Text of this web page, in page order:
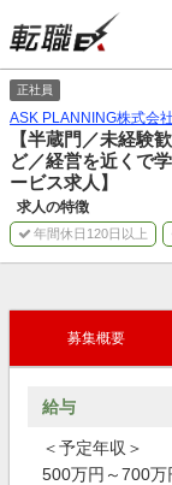
正社員
ASK PLANNING株式会社
【半蔵門／未経験
ど／経営を近くで
ービス求人】
求人の特徴
年間休日120日以上
募集概要
給与
＜予定年収＞
500万円～700万